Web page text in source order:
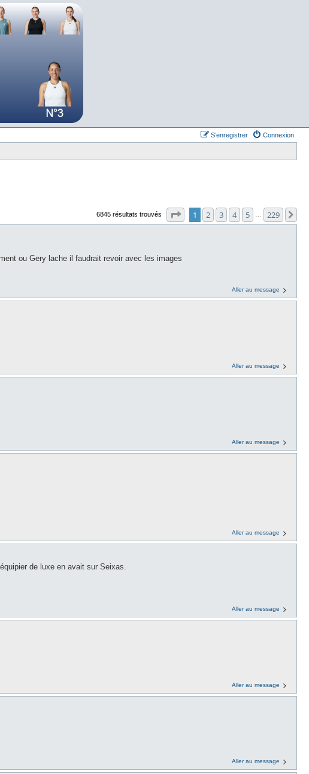
Connexion
S’enregistrer
6845 résultats trouvés Page sur 229
1 2 3 4 5 229
ou Gery lache il faudrait revoir avec les images
Aller au message
Aller au message
Aller au message
Aller au message
de luxe en avait sur Seixas.
Aller au message
Aller au message
Aller au message